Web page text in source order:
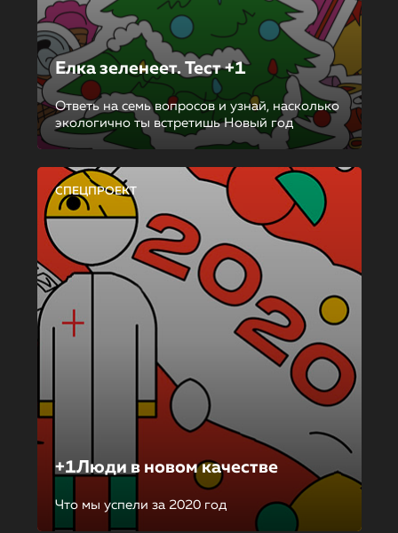
Елка зеленеет. Тест +1
Ответь на семь вопросов и узнай, насколько
экологично ты встретишь Новый год
СПЕЦПРОЕКТ
+1Люди в новом качестве
Что мы успели за 2020 год